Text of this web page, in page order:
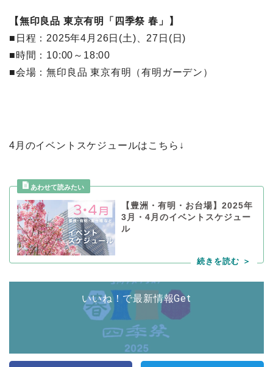
【無印良品 東京有明「四季祭 春」】
■日程：2025年4月26日(土)、27日(日)
■時間：10:00～18:00
■会場：無印良品 東京有明（有明ガーデン）
4月のイベントスケジュールはこちら↓
【豊洲・有明・お台場】2025年
3月・4月のイベントスケジュー
ル
いいね！で最新情報Get